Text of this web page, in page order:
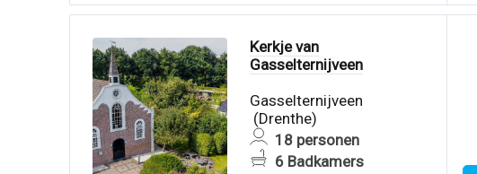
Kerkje van
Gasselternijveen
Gasselternijveen
(Drenthe)
18 personen
6 Badkamers